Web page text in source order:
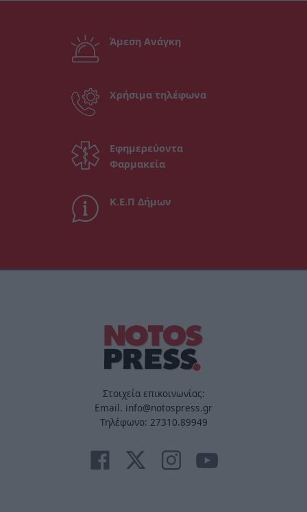
Άμεση Ανάγκη
Χρήσιμα τηλέφωνα
Εφημερεύοντα
Φαρμακεία
Κ.Ε.Π Δήμων
Στοιχεία επικοινωνίας:
Email. info@notospress.gr
Τηλέφωνο: 27310.89949